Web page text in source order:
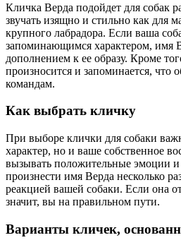
Кличка Верда подойдет для собак
звучать изящно и стильно как для
крупного лабрадора. Если ваша
запоминающимся характером, имя
дополнением к ее образу. Кроме
произносится и запоминается, что
командам.
Как выбрать кличку
При выборе клички для собаки
характер, но и ваше собственное
вызывать положительные эмоции
произнести имя Верда несколько
реакцией вашей собаки. Если она
значит, вы на правильном пути.
Варианты кличек,